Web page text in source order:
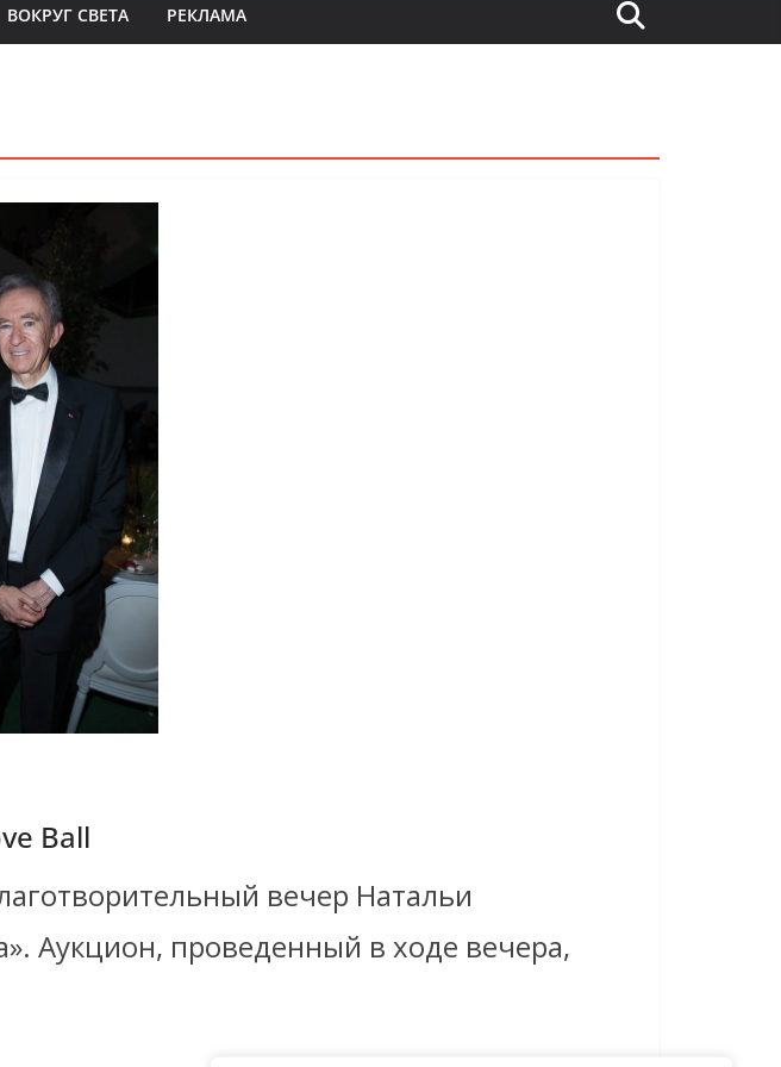
ВОКРУГ СВЕТА РЕКЛАМА
Ball
вечер Натальи
Аукцион, проведенный в ходе вечера,